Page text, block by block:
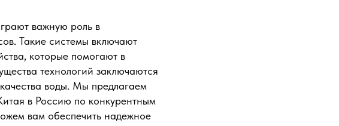
важную роль в
Такие системы включают
которые помогают в
технологий заключаются
воды. Мы предлагаем
в Россию по конкурентным
вам обеспечить надежное